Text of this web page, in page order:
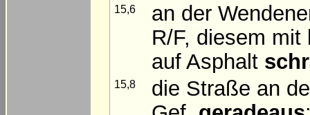
15,6
an der
R/F, diesem
auf Asphalt
15,8
die Straße an